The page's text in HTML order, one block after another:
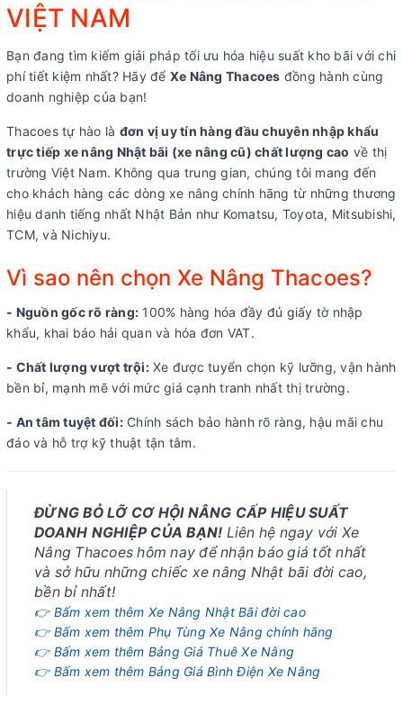
VIỆT NAM
Bạn đang tìm kiếm giải pháp tối ưu hóa hiệu suất kho bãi với chi
phí tiết kiệm nhất? Hãy để Xe Nâng Thacoes đồng hành cùng
doanh nghiệp của bạn!
Thacoes tự hào là đơn vị uy tín hàng đầu chuyên nhập khẩu
trực tiếp xe nâng Nhật bãi (xe nâng cũ) chất lượng cao về thị
trường Việt Nam. Không qua trung gian, chúng tôi mang đến
cho khách hàng các dòng xe nâng chính hãng từ những thương
hiệu danh tiếng nhất Nhật Bản như Komatsu, Toyota, Mitsubishi,
TCM, và Nichiyu.
Vì sao nên chọn Xe Nâng Thacoes?
- Nguồn gốc rõ ràng: 100% hàng hóa đầy đủ giấy tờ nhập
khẩu, khai báo hải quan và hóa đơn VAT.
- Chất lượng vượt trội:Xe được tuyển chọn kỹ lưỡng, vận hành
bền bỉ, mạnh mẽ với mức giá cạnh tranh nhất thị trường.
- An tâm tuyệt đối:Chính sách bảo hành rõ ràng, hậu mãi chu
đáo và hỗ trợ kỹ thuật tận tâm.
ĐỪNG BỎ LỠ CƠ HỘI NÂNG CẤP HIỆU SUẤT
DOANH NGHIỆP CỦA BẠN! Liên hệ ngay với Xe
Nâng Thacoes hôm nay để nhận báo giá tốt nhất
và sở hữu những chiếc xe nâng Nhật bãi đời cao,
bền bỉ nhất!
👉 Bấm xem thêm Xe Nâng Nhật Bãi đời cao
👉 Bấm xem thêm Phụ Tùng Xe Nâng chính hãng
👉 Bấm xem thêm Bảng Giá Thuê Xe Nâng
👉 Bấm xem thêm Bảng Giá Bình Điện Xe Nâng